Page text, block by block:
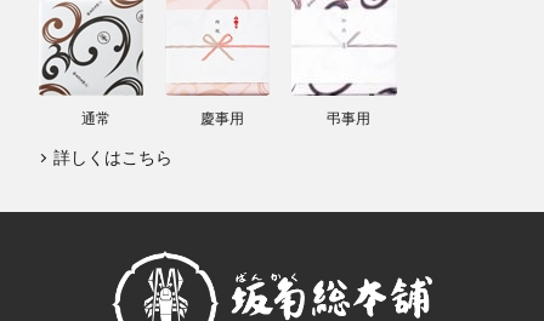
通常 慶事用 弔事用
詳しくはこちら